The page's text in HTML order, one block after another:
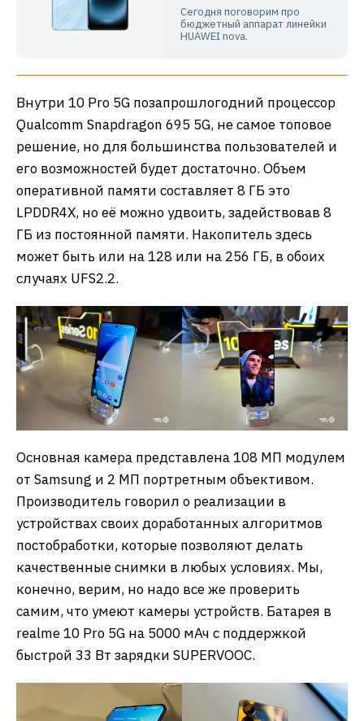
Сегодня поговорим про
бюджетный аппарат линейки
HUAWEI nova.
Внутри 10 Pro 5G позапрошлогодний процессор
Qualcomm Snapdragon 695 5G, не самое топовое
решение, но для большинства пользователей и
его возможностей будет достаточно. Объем
оперативной памяти составляет 8 ГБ это
LPDDR4X, но её можно удвоить, задействовав 8
ГБ из постоянной памяти. Накопитель здесь
может быть или на 128 или на 256 ГБ, в обоих
случаях UFS2.2.
Основная камера представлена 108 МП модулем
от Samsung и 2 МП портретным объективом.
Производитель говорил о реализации в
устройствах своих доработанных алгоритмов
постобработки, которые позволяют делать
качественные снимки в любых условиях. Мы,
конечно, верим, но надо все же проверить
самим, что умеют камеры устройств. Батарея в
realme 10 Pro 5G на 5000 мАч с поддержкой
быстрой 33 Вт зарядки SUPERVOOC.